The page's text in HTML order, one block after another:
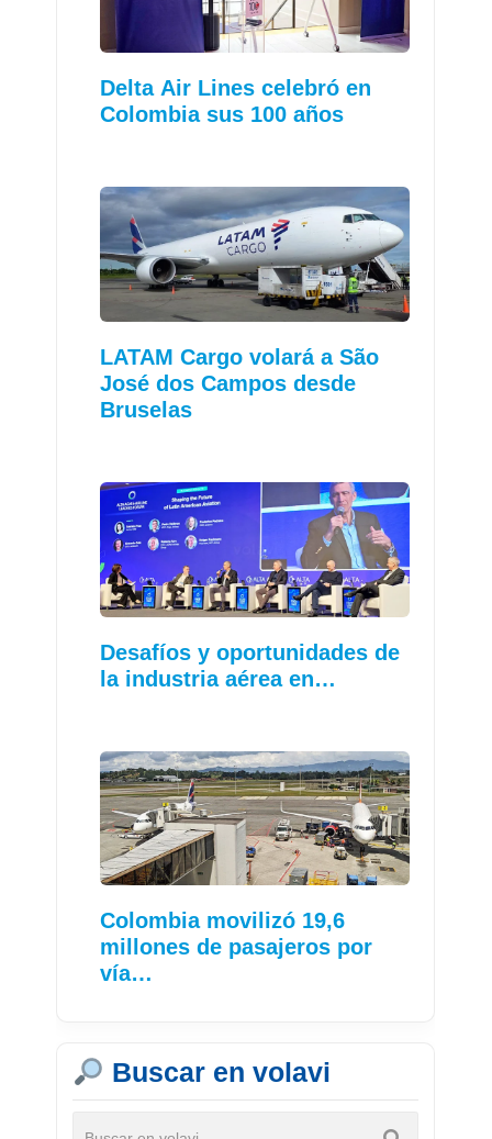
Delta Air Lines celebró en
Colombia sus 100 años
LATAM Cargo volará a São
José dos Campos desde
Bruselas
Desafíos y oportunidades de
la industria aérea en…
Colombia movilizó 19,6
millones de pasajeros por
vía…
Buscar en volavi